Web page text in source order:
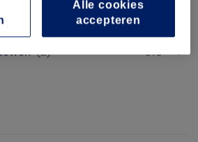
(2) €10
Alle cookies
accepteren